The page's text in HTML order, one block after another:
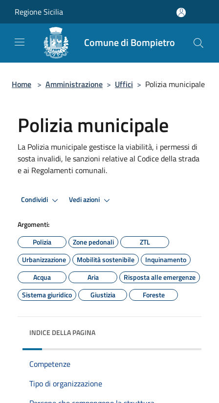
Regione Sicilia
Comune di Bompietro
Home > Amministrazione > Uffici > Polizia municipale
Polizia municipale
La Polizia municipale gestisce la viabilità, i permessi di
sosta invalidi, le sanzioni relative al Codice della strada
e ai Regolamenti comunali.
Condividi Vedi azioni
Argomenti:
Polizia
Zone pedonali
ZTL
Urbanizzazione
Mobilità sostenibile
Inquinamento
Acqua
Aria
Risposta alle emergenze
Sistema giuridico
Giustizia Foreste
INDICE DELLA PAGINA
Competenze
Tipo di organizzazione